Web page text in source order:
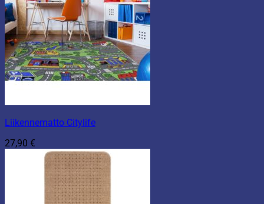
Liikennematto Citylife
27,90 €